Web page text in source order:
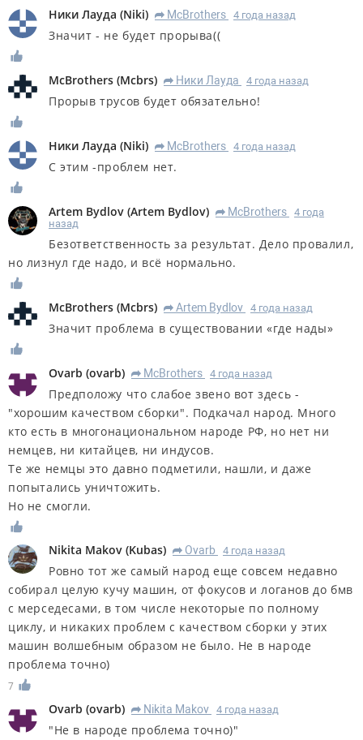
Ники Лауда (Niki) R McBrothers 4 года назад
Значит - не будет прорыва((
McBrothers (Mcbrs) R Ники Лауда 4 года назад
Прорыв трусов будет обязательно!
Ники Лауда (Niki) R McBrothers 4 года назад
С этим -проблем нет.
Artem Bydlov (Artem Bydlov) R McBrothers 4 года
назад
Безответственность за результат. Дело провалил,
но лизнул где надо, и всё нормально.
McBrothers (Mcbrs) R Artem Bydlov 4 года назад
Значит проблема в существовании «где нады»
Ovarb (ovarb) R McBrothers 4 года назад
Предположу что слабое звено вот здесь -
"хорошим качеством сборки". Подкачал народ. Много
кто есть в многонациональном народе РФ, но нет ни
немцев, ни китайцев, ни индусов.
Те же немцы это давно подметили, нашли, и даже
попытались уничтожить.
Но не смогли.
Nikita Makov (Kubas) R Ovarb 4 года назад
Ровно тот же самый народ еще совсем недавно
собирал целую кучу машин, от фокусов и логанов до бмв
с мерседесами, в том числе некоторые по полному
циклу, и никаких проблем с качеством сборки у этих
машин волшебным образом не было. Не в народе
проблема точно)
7
Ovarb (ovarb) R Nikita Makov 4 года назад
"Не в народе проблема точно)"